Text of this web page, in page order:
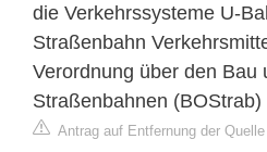
die Verkehrssysteme U-
Straßenbahn
Verordnung über den Bau
Straßenbahnen (BOStrab)
Antrag auf Entfernung der Quelle